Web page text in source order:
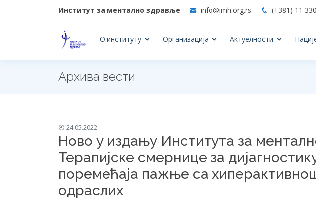
Институт за ментално здравље info@imh.org.rs (+381) 11
О институту Организација Актуелности
Архива вести
24.05.2022
Ново у издању Института за
Терапијске смернице за
поремећаја пажње са
одраслих